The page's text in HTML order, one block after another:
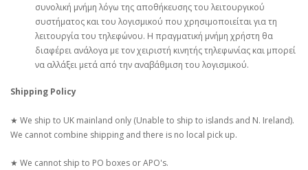
συνολική μνήμη λόγω της αποθήκευσης του λειτουργικού
συστήματος και του λογισμικού που χρησιμοποιείται για τη
λειτουργία του τηλεφώνου. Η πραγματική μνήμη χρήστη θα
διαφέρει ανάλογα με τον χειριστή κινητής τηλεφωνίας και μπορεί
να αλλάξει μετά από την αναβάθμιση του λογισμικού.
Shipping Policy
★ We ship to UK mainland only (Unable to ship to islands and N. Ireland).
We cannot combine shipping and there is no local pick up.
★ We cannot ship to PO boxes or APO's.